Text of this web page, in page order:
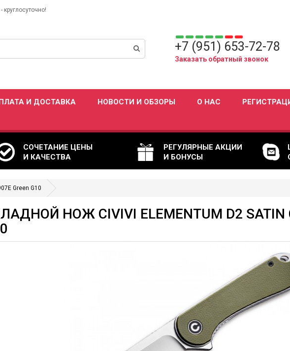
+7 (951) 653-72-78
Заказать обратный звонок
И ДОСТАВКА НОВОСТИ И ОБЗОРЫ О НАС
СОЧЕТАНИЕ ЦЕНЫ
И КАЧЕСТВА
РЕГУЛЯРНЫЕ АКЦИИ
И БОНУСЫ
Green G10
НОЖ CIVIVI ELEMENTUM D2 SATIN